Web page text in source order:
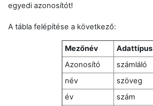
egyedi azonosítót!
A tábla felépítése a következő:
Mezőnév
Adattípus
Azonosító
számláló
név
szöveg
év
szám